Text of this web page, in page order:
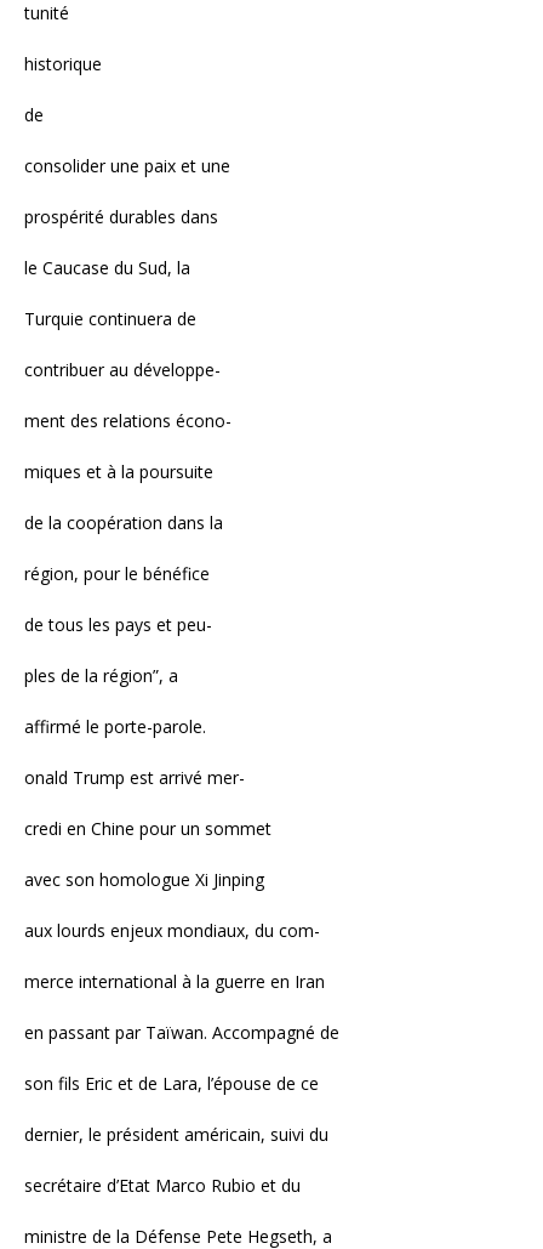
tunité
historique
de
consolider une paix et une
prospérité durables dans
le Caucase du Sud, la
Turquie continuera de
contribuer au développe-
ment des relations écono-
miques et à la poursuite
de la coopération dans la
région, pour le bénéfice
de tous les pays et peu-
ples de la région”, a
affirmé le porte-parole.
onald Trump est arrivé mer-
credi en Chine pour un sommet
avec son homologue Xi Jinping
aux lourds enjeux mondiaux, du com-
merce international à la guerre en Iran
en passant par Taïwan. Accompagné de
son fils Eric et de Lara, l’épouse de ce
dernier, le président américain, suivi du
secrétaire d’Etat Marco Rubio et du
ministre de la Défense Pete Hegseth, a